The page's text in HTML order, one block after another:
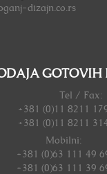
dizajn.co.rs
GOTOVIH
Tel / Fax:
+381 (0)11 8211
+381 (0)11 8211
Mobilni:
+381 (0)63 111 49
+381 (0)63 111 39